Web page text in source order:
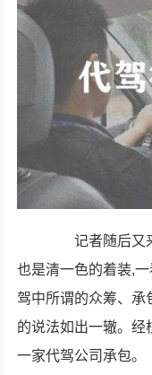
记者随后又来
也是清一色的着装,
驾中所谓的众筹、承
的说法如出一辙。经
一家代驾公司承包。